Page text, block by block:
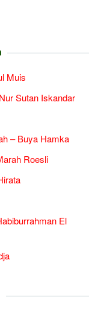
Muis
Sutan Iskandar
– Buya Hamka
Roesli
El